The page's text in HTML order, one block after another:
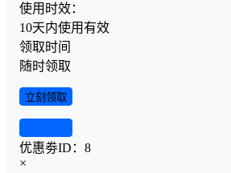
使用时效：
10天内使用有效
领取时间
随时领取
立刻领取
优惠劵ID： 8
×